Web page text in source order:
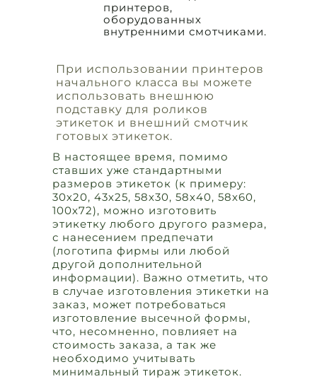
принтеров,
оборудованных
внутренними смотчиками.
При использовании принтеров
начального класса вы можете
использовать внешнюю
подставку для роликов
этикеток и внешний смотчик
готовых этикеток.
В настоящее время, помимо
ставших уже стандартными
размеров этикеток (к примеру:
30х20, 43х25, 58х30, 58х40, 58х60,
100х72), можно изготовить
этикетку любого другого размера,
с нанесением предпечати
(логотипа фирмы или любой
другой дополнительной
информации). Важно отметить, что
в случае изготовления этикетки на
заказ, может потребоваться
изготовление высечной формы,
что, несомненно, повлияет на
стоимость заказа, а так же
необходимо учитывать
минимальный тираж этикеток.